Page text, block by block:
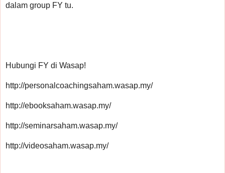
dalam group FY tu.
Hubungi FY di Wasap!
http://personalcoachingsaham.wasap.my/
http://ebooksaham.wasap.my/
http://seminarsaham.wasap.my/
http://videosaham.wasap.my/